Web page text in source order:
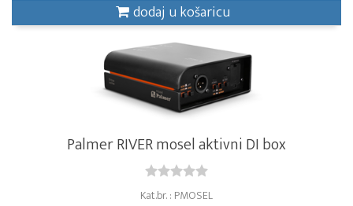
dodaj u košaricu
Palmer RIVER mosel aktivni DI box
Kat.br. : PMOSEL